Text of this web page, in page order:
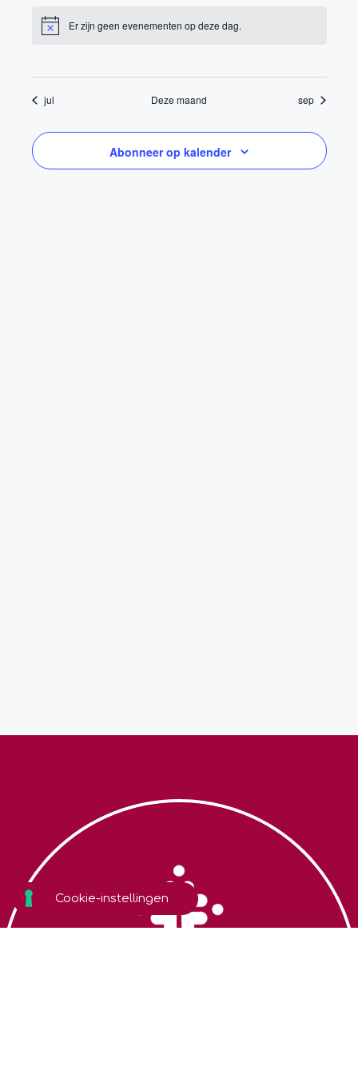
BerichtEr zijn geen evenementen op deze dag.
jul Deze maand sep
Abonneer op kalender